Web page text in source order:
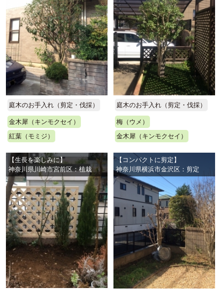
庭木のお手入れ（剪定・伐採）
金木犀（キンモクセイ）
紅葉（モミジ）
庭木のお手入れ（剪定・伐採）
梅（ウメ）
金木犀（キンモクセイ）
【生長を楽しみに】
神奈川県川崎市宮前区：植栽
【コンパクトに剪定】
神奈川県横浜市金沢区：剪定